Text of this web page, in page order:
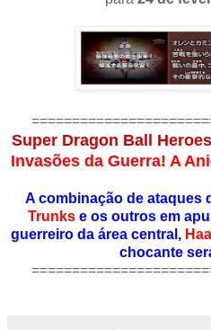
Super Dragon Ball
Invasões da Guerra! A
A combinação de ataques
Trunks e os outros em
guerreiro da área central,
chocante